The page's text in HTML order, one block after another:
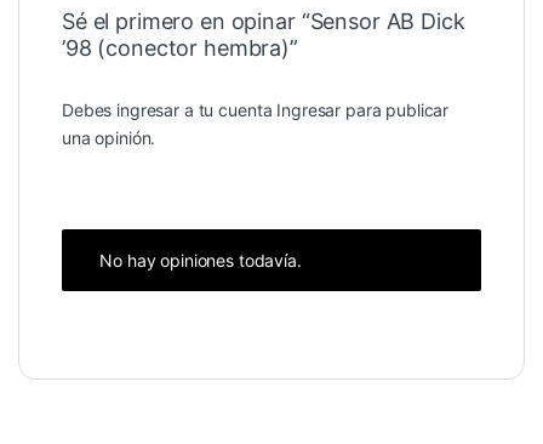
Sé el primero en opinar “Sensor AB Dick
’98 (conector hembra)”
Debes ingresar a tu cuenta Ingresar para publicar
una opinión.
No hay opiniones todavía.